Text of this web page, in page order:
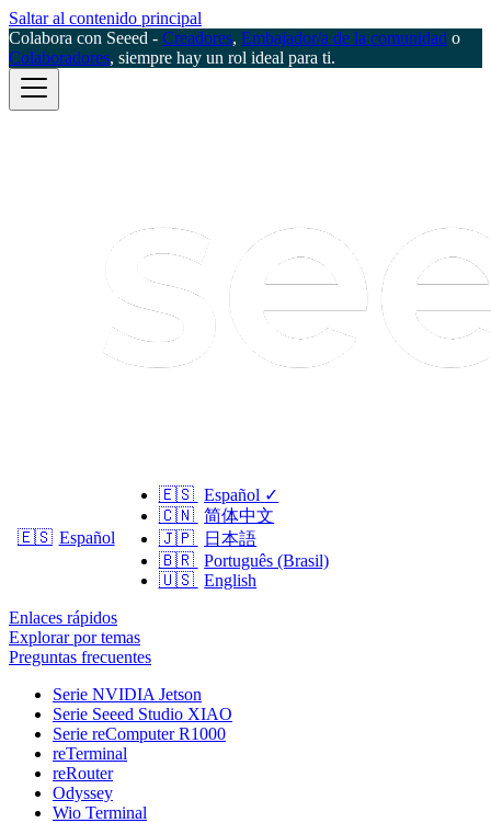
Saltar al contenido principal
Colabora con Seeed - Creadores, Embajador/a de la comunidad o
Colaboradores, siempre hay un rol ideal para ti.
🇪🇸 Español
🇪🇸 Español ✓
🇨🇳 简体中文
🇯🇵
日本語
🇧🇷 Português (Brasil)
🇺🇸 English
Enlaces rápidos
Explorar por temas
Preguntas frecuentes
Serie NVIDIA Jetson
Serie Seeed Studio XIAO
Serie reComputer R1000
reTerminal
reRouter
Odyssey
Wio Terminal